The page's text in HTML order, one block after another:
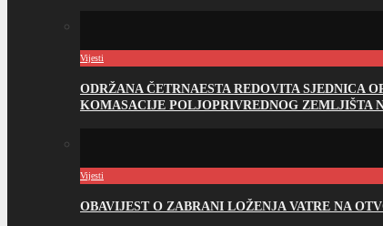
Vijesti
ODRŽANA ČETRNAESTA REDOVITA SJEDNICA
KOMASACIJE POLJOPRIVREDNOG ZEMLJIŠTA
Vijesti
OBAVIJEST O ZABRANI LOŽENJA VATRE NA